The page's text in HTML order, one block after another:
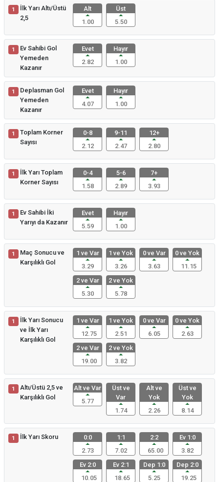
1
İlk Yarı Altı/Üstü
2,5
Alt
1.00
Üst
5.50
1
Ev Sahibi Gol
Yemeden
Kazanır
Evet
2.82
Hayır
1.00
1
Deplasman Gol
Yemeden
Kazanır
Evet
4.07
Hayır
1.00
1
Toplam Korner
Sayısı
0-8
2.12
9-11
2.47
12+
2.80
1
İlk Yarı Toplam
Korner Sayısı
0-4
1.58
5-6
2.89
7+
3.93
1
Ev Sahibi İki
Yarıyı da Kazanır
Evet
5.59
Hayır
1.00
1
Maç Sonucu ve
Karşılıklı Gol
1 ve Var
3.29
1 ve Yok
3.26
0 ve Var
3.63
0 ve Yok
11.15
2 ve Var
5.30
2 ve Yok
5.78
1
İlk Yarı Sonucu
ve İlk Yarı
Karşılıklı Gol
1 ve Var
12.75
1 ve Yok
2.51
0 ve Var
6.05
0 ve Yok
2.63
2 ve Var
19.00
2 ve Yok
3.82
1
Altı/Üstü 2,5 ve
Karşılıklı Gol
Alt ve Var
5.77
Üst ve
Var
1.74
Alt ve
Yok
2.26
Üst ve
Yok
8.14
1 İlk Yarı Skoru
0:0
2.73
1:1
7.02
2:2
65.00
Ev 1:0
3.82
Ev 2:0
10.05
Ev 2:1
18.65
Dep 1:0
5.25
Dep 2:0
19.25